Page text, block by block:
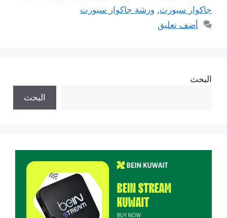
جاكوار سبورت, ورشة جاكوار سبورت
أضف تعليق
البحث
البحث